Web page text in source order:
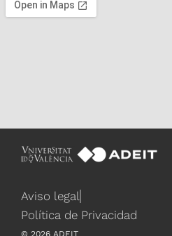
Aviso legal
Política de Privacidad
© 2026 ADEIT